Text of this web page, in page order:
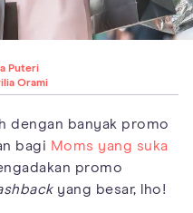
Puteri
Orami
dengan banyak promo
bagi Moms yang suka
promo
yang besar, lho!